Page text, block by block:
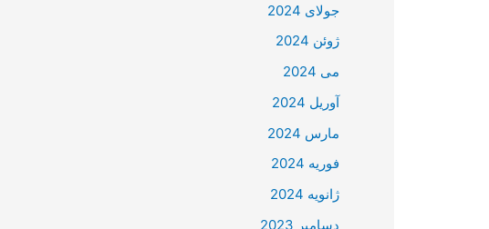
جولای 2024
ژوئن 2024
می 2024
آوریل 2024
مارس 2024
فوریه 2024
ژانویه 2024
دسامبر 2023